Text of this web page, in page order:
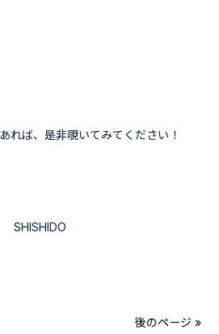
れば、是非覗いてみてください！
後のページ »